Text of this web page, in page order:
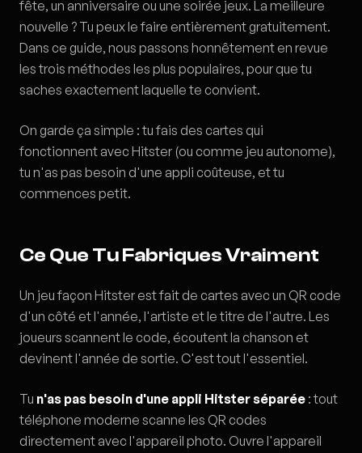
fête, un anniversaire ou une soirée jeux. La meilleure
nouvelle ? Tu peux le faire entièrement gratuitement.
Dans ce guide, nous passons honnêtement en revue
les trois méthodes les plus populaires, pour que tu
saches exactement laquelle te convient.
On garde ça simple : tu fais des cartes qui
fonctionnent avec Hitster (ou comme jeu autonome),
tu n'as pas besoin d'une appli coûteuse, et tu
commences petit.
Ce Que Tu Fabriques Vraiment
Un jeu façon Hitster est fait de cartes avec un QR code
d'un côté et l'année, l'artiste et le titre de l'autre. Les
joueurs scannent le code, écoutent la chanson et
devinent l'année de sortie. C'est tout l'essentiel.
Tu n'as pas besoin d'une appli Hitster séparée : tout
téléphone moderne scanne les QR codes
directement avec l'appareil photo. Ouvre l'appareil